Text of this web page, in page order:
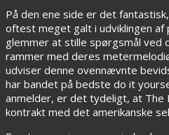
På den ene side er det
oftest meget galt i udviklingen
glemmer at stille spørgsmål
rammer med deres
udviser denne ovennævnte
har bandet på bedste do it
anmelder, er det tydeligt, at The
kontrakt med det amerikanske